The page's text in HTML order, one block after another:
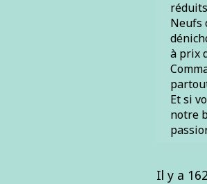
Neufs
à prix
Et si
notre
Il y a